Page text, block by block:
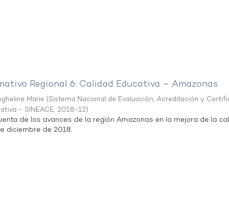
Regional 6: Calidad Educativa – Amazonas
Marie (Sistema Nacional de Evaluación, Acreditación y
- SINEACE, 2018-12)
de los avances de la región Amazonas en la mejora de la
diciembre de 2018.